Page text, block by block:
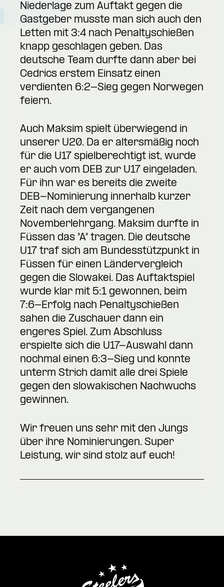
Niederlage zum Auftakt gegen die
Gastgeber musste man sich auch den
Letten mit 3:4 nach Penaltyschießen
knapp geschlagen geben. Das
deutsche Team durfte dann aber bei
Cedrics erstem Einsatz einen
verdienten 6:2-Sieg gegen Norwegen
feiern.
Auch Maksim spielt überwiegend in
unserer U20. Da er altersmäßig noch
für die U17 spielberechtigt ist, wurde
er auch vom DEB zur U17 eingeladen.
Für ihn war es bereits die zweite
DEB-Nominierung innerhalb kurzer
Zeit nach dem vergangenen
Novemberlehrgang. Maksim durfte in
Füssen das "A" tragen. Die deutsche
U17 traf sich am Bundesstützpunkt in
Füssen für einen Ländervergleich
gegen die Slowakei. Das Auftaktspiel
wurde klar mit 5:1 gewonnen, beim
7:6-Erfolg nach Penaltyschießen
sahen die Zuschauer dann ein
engeres Spiel. Zum Abschluss
erspielte sich die U17-Auswahl dann
nochmal einen 6:3-Sieg und konnte
unterm Strich damit alle drei Spiele
gegen den slowakischen Nachwuchs
gewinnen.
Wir freuen uns sehr mit den Jungs
über ihre Nominierungen. Super
Leistung, wir sind stolz auf euch!